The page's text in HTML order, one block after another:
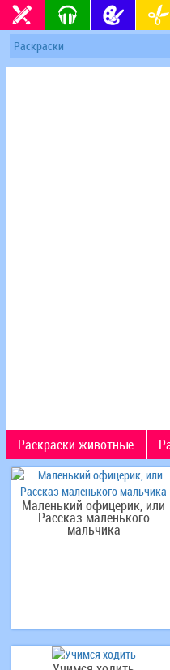
Раскраски
Раскраски животные
Маленький офицерик, или
Рассказ маленького
мальчика